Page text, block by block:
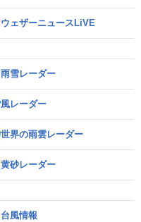
ウェザーニュースLiVE
雨雪レーダー
風レーダー
世界の雨雲レーダー
黄砂レーダー
台風情報